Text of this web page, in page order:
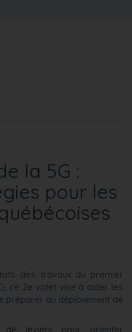
la 5G :
pour les
des travaux du premier
ce 2e volet vise à aider les
préparer au déploiement de
de leviers pour orienter